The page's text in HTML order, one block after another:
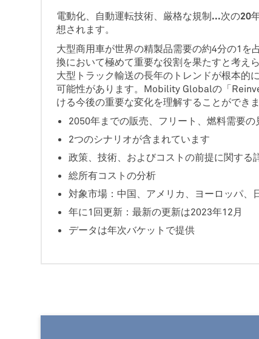
電動化、自動運転技術、厳格な規制...次の20
想されます。
大型商用車が世界の精製品需要の約4分の1を
換において極めて重要な役割を果たすと考え
大型トラック輸送の長年のトレンドが根本的
可能性があります。Mobility Globalの「
ける今後の重要な変化を理解することができ
2050年までの販売、フリート、燃料需要の
2つのシナリオが含まれています
政策、技術、およびコストの前提に関する
総所有コストの分析
対象市場：中国、アメリカ、ヨーロッパ、
年に1回更新：最新の更新は2023年12月
データは年次バケットで提供